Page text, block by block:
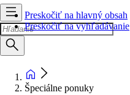
Preskočiť na hlavný obsah
Preskočiť na vyhľadávanie
Špeciálne ponuky